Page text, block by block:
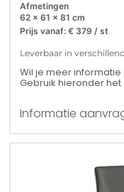
Afmetingen
62 x 61 x 81 cm
Prijs vanaf: € 379 / st
Leverbaar in
Wil je meer
Gebruik hieronder
Informatie